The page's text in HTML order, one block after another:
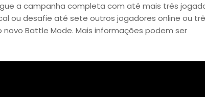
a campanha completa com até mais três
ou desafie até sete outros jogadores online ou
Battle Mode. Mais informações podem ser